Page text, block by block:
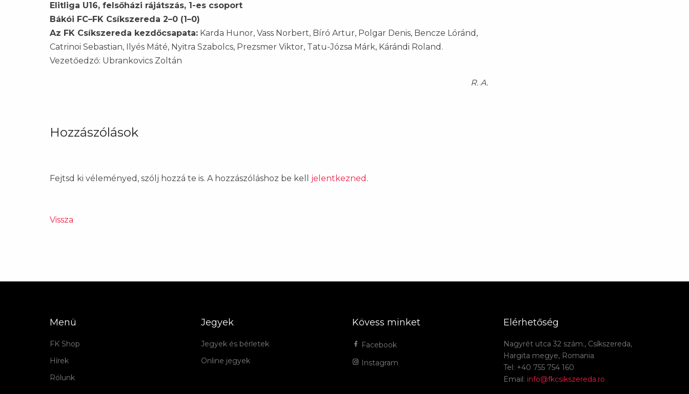
Elitliga U16, felsőházi rájátszás, 1-es csoport
Bákói FC–FK Csíkszereda 2–0 (1–0)
Az FK Csíkszereda kezdőcsapata: Karda Hunor, Vass Norbert, Bíró Artur, Polgar Denis, Bencze Lóránd,
Catrinoi Sebastian, Ilyés Máté, Nyitra Szabolcs, Prezsmer Viktor, Tatu-Józsa Márk, Kárándi Roland.
Vezetőedző: Ubrankovics Zoltán
R. A.
Hozzászólások
Fejtsd ki véleményed, szólj hozzá te is. A hozzászóláshoz be kell jelentkezned .
Vissza
Menü
FK Shop
Hírek
Rólunk
Jegyek
Jegyek és bérletek
Online jegyek
Kövess minket
Facebook
Instagram
Elérhetőség
Nagyrét utca 32 szám., Csíkszereda,
Hargita megye, Romania
Tel: +40 755 754 160
Email: info@fkcsikszereda.ro